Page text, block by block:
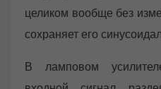
целиком вообще без
сохраняет его
В ламповом